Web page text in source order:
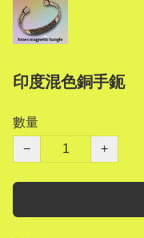
印度混色銅手鈪
數量
−
+